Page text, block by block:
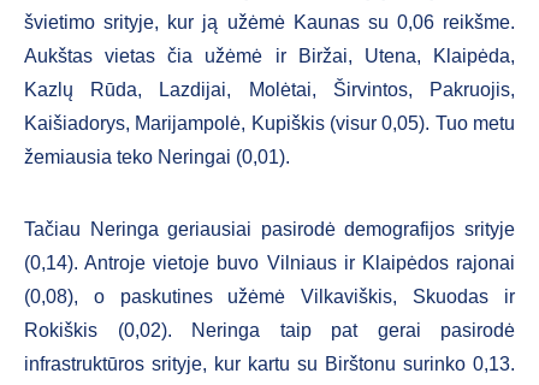
švietimo srityje, kur ją užėmė Kaunas su 0,06 reikšme.
Aukštas vietas čia užėmė ir Biržai, Utena, Klaipėda,
Kazlų Rūda, Lazdijai, Molėtai, Širvintos, Pakruojis,
Kaišiadorys, Marijampolė, Kupiškis (visur 0,05). Tuo metu
žemiausia teko Neringai (0,01).
Tačiau Neringa geriausiai pasirodė demografijos srityje
(0,14). Antroje vietoje buvo Vilniaus ir Klaipėdos rajonai
(0,08), o paskutines užėmė Vilkaviškis, Skuodas ir
Rokiškis (0,02). Neringa taip pat gerai pasirodė
infrastruktūros srityje, kur kartu su Birštonu surinko 0,13.